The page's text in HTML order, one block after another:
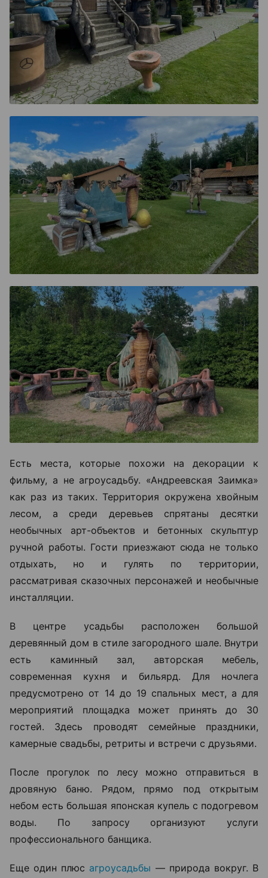
Есть места, которые похожи на декорации к
фильму, а не агроусадьбу. «Андреевская Заимка»
как раз из таких. Территория окружена хвойным
лесом, а среди деревьев спрятаны десятки
необычных арт-объектов и бетонных скульптур
ручной работы. Гости приезжают сюда не только
отдыхать, но и гулять по территории,
рассматривая сказочных персонажей и необычные
инсталляции.
В центре усадьбы расположен большой
деревянный дом в стиле загородного шале. Внутри
есть каминный зал, авторская мебель,
современная кухня и бильярд. Для ночлега
предусмотрено от 14 до 19 спальных мест, а для
мероприятий площадка может принять до 30
гостей. Здесь проводят семейные праздники,
камерные свадьбы, ретриты и встречи с друзьями.
После прогулок по лесу можно отправиться в
дровяную баню. Рядом, прямо под открытым
небом есть большая японская купель с подогревом
воды. По запросу организуют услуги
профессионального банщика.
Еще один плюс агроусадьбы — природа вокруг. В